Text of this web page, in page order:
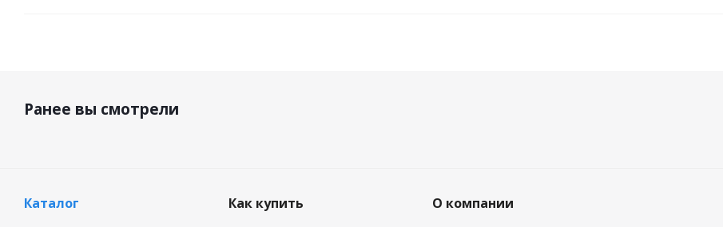
Ранее вы смотрели
Каталог Как купить О компании